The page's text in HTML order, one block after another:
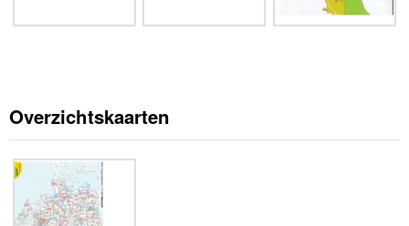
Overzichtskaarten